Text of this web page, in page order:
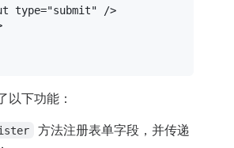
type="submit" />
以下功能：
方法注册表单字段，并传递